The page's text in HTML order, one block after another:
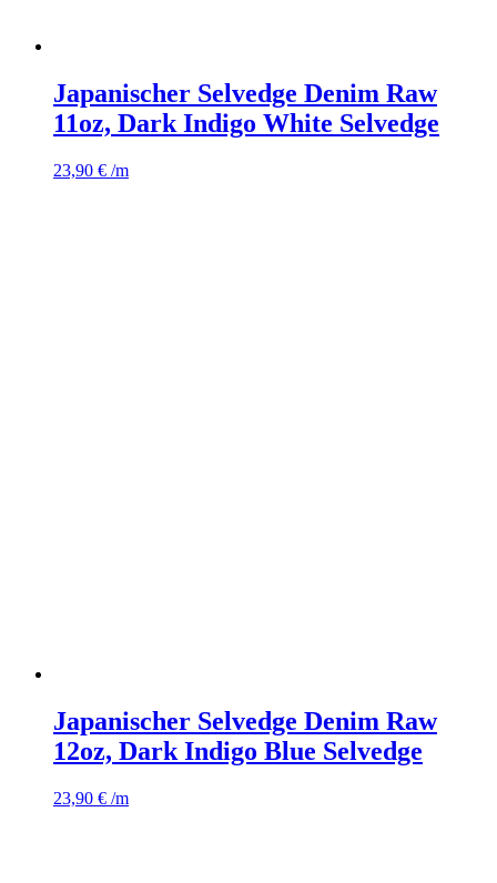
Japanischer Selvedge Denim Raw
11oz, Dark Indigo White Selvedge
23,90 € /m
Japanischer Selvedge Denim Raw
12oz, Dark Indigo Blue Selvedge
23,90 € /m